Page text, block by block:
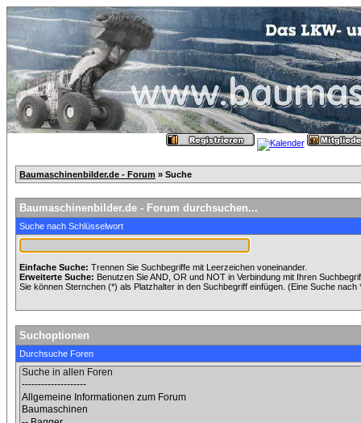
Baumaschinenbilder.de - Forum » Suche
Baumaschinenbilder.de - Forum durchsuchen...
Suche nach Schlüsselwort
Einfache Suche: Trennen Sie Suchbegriffe mit Leerzeichen voneinander.
Erweiterte Suche: Benutzen Sie AND, OR und NOT in Verbindung mit Ihren
Sie können Sternchen (*) als Platzhalter in den Suchbegriff einfügen. (Eine Suche
Suchoptionen
Durchsuche Foren